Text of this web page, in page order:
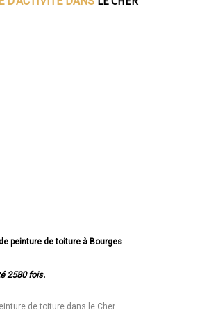
peinture de toiture à Bourges
de toiture à Saint-Doulchard
de toiture à Saint-Florent-sur-Cher
2580 fois.
de toiture dans le Cher